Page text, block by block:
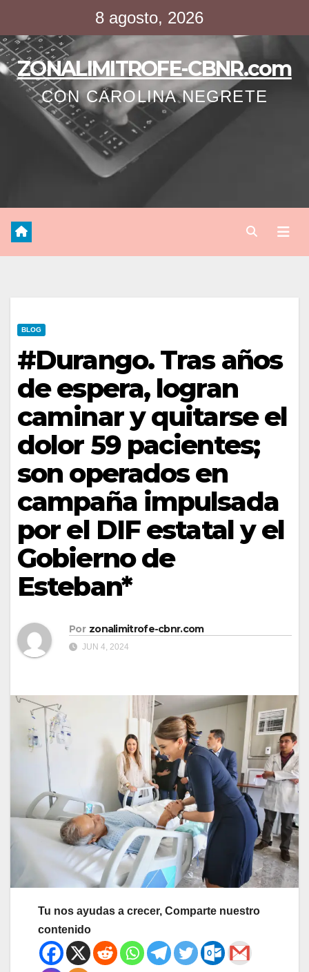
contenido
8 agosto, 2026
ZONALIMITROFE-CBNR.com
CON CAROLINA NEGRETE
BLOG
#Durango. Tras años
de espera, logran
caminar y quitarse el
dolor 59 pacientes;
son operados en
campaña impulsada
por el DIF estatal y el
Gobierno de
Esteban*
Por zonalimitrofe-cbnr.com
JUN 4, 2024
Tu nos ayudas a crecer, Comparte nuestro
contenido